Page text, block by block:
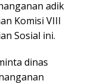
adik
Komisi VIII
Sosial ini.
dinas